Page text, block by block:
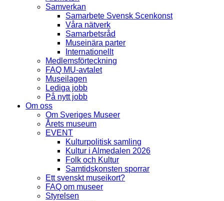
Samverkan
Samarbete Svensk Scenkonst
Våra nätverk
Samarbetsråd
Museinära parter
Internationellt
Medlemsförteckning
FAQ MU-avtalet
Museilagen
Lediga jobb
På nytt jobb
Om oss
Om Sveriges Museer
Årets museum
EVENT
Kulturpolitisk samling
Kultur i Almedalen 2026
Folk och Kultur
Samtidskonsten sporrar
Ett svenskt museikort?
FAQ om museer
Styrelsen